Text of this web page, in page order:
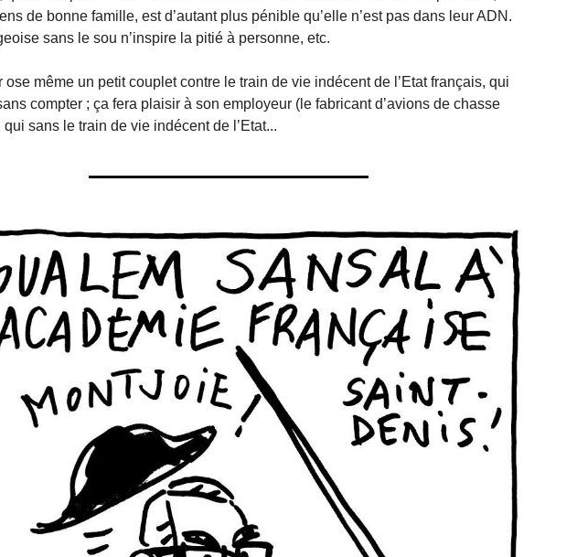
de bonne famille, est d’autant plus pénible qu’elle n’est pas dans leur ADN.
sans le sou n’inspire la pitié à personne, etc.
ose même un petit couplet contre le train de vie indécent de l’Etat français, qui
compter ; ça fera plaisir à son employeur (le fabricant d’avions de chasse
qui sans le train de vie indécent de l’Etat...